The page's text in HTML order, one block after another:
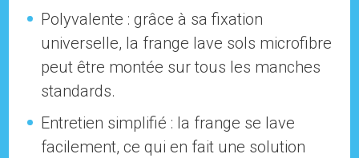
Polyvalente : grâce à sa fixation
universelle, la frange lave sols microfibre
peut être montée sur tous les manches
standards.
Entretien simplifié : la frange se lave
facilement, ce qui en fait une solution